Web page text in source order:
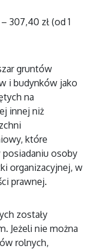
307,40 zł (od 1
gruntów
i budynków jako
na
innej niż
które
posiadaniu osoby
organizacyjnej, w
prawnej.
zostały
Jeżeli nie można
rolnych,